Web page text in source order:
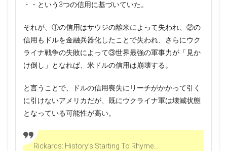
・・という3つの信用に基づいていた。
それが、①の信用はサウジの離米によって失われ、②の
信用もドルを金融兵器化したことで失われ、さらにウク
ライナ戦争の失敗によって③世界最強の軍事力が「見か
け倒し」となれば、米ドルの信用は崩壊する。
と言うことで、ドルの信用喪失にリーチがかかって引く
に引けないアメリカだが、既にウクライナ軍は壊滅状態
となっている可能性が高い。
Rickards: History’s Starting To Rhyme…